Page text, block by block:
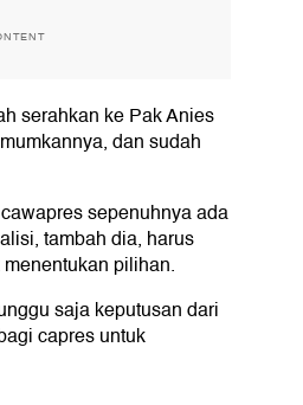
serahkan ke Pak Anies
dan sudah
sepenuhnya ada
tambah dia, harus
pilihan.
saja keputusan dari
capres untuk